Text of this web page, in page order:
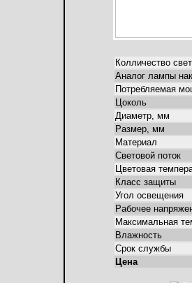
Колличество
Аналог лампы
Потребляемая
Цоколь
Диаметр, мм
Размер, мм
Материал
Световой поток
Цветовая
Класс защиты
Угол освещения
Рабочее
Максимальная
Влажность
Срок службы
Цена